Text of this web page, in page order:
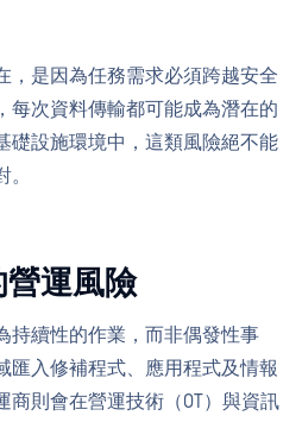
，是因為任務需求必須跨越安全
每次資料傳輸都可能成為潛在的
礎設施環境中，這類風險絕不能
運風險
持續性的作業，而非偶發性事
匯入修補程式、應用程式及情報
商則會在營運技術（OT）與資訊